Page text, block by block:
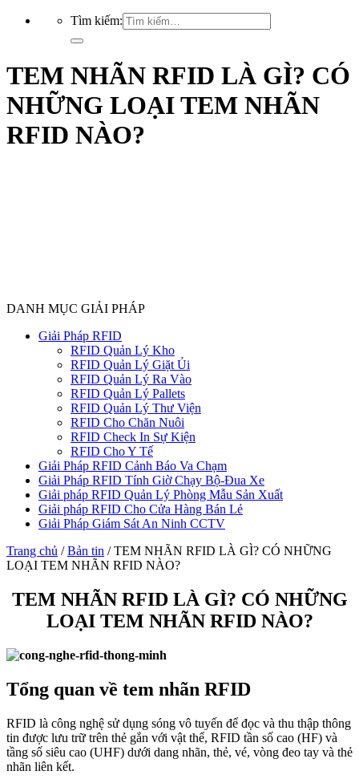
Tìm kiếm:
TEM NHÃN RFID LÀ GÌ? CÓ
NHỮNG LOẠI TEM NHÃN
RFID NÀO?
DANH MỤC GIẢI PHÁP
Giải Pháp RFID
RFID Quản Lý Kho
RFID Quản Lý Giặt Ủi
RFID Quản Lý Ra Vào
RFID Quản Lý Pallets
RFID Quản Lý Thư Viện
RFID Cho Chăn Nuôi
RFID Check In Sự Kiện
RFID Cho Y Tế
Giải Pháp RFID Cảnh Báo Va Chạm
Giải Pháp RFID Tính Giờ Chạy Bộ-Đua Xe
Giải pháp RFID Quản Lý Phòng Mẫu Sản Xuất
Giải pháp RFID Cho Cửa Hàng Bán Lẻ
Giải Pháp Giám Sát An Ninh CCTV
Trang chủ / Bản tin /TEM NHÃN RFID LÀ GÌ? CÓ NHỮNG
LOẠI TEM NHÃN RFID NÀO?
TEM NHÃN RFID LÀ GÌ? CÓ NHỮNG
LOẠI TEM NHÃN RFID NÀO?
Tổng quan về tem nhãn RFID
RFID là công nghệ sử dụng sóng vô tuyến để đọc và thu thập thông
tin được lưu trữ trên thẻ gắn với vật thể, RFID tần số cao (HF) và
tầng số siêu cao (UHF) dưới dang nhãn, thẻ, vé, vòng đeo tay và thẻ
nhãn liên kết.